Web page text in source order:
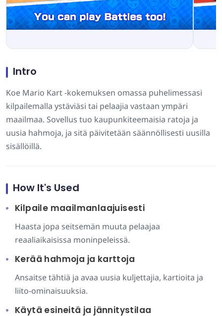
Intro
Koe Mario Kart -kokemuksen omassa puhelimessasi
kilpailemalla ystäviäsi tai pelaajia vastaan ympäri
maailmaa. Sovellus tuo kaupunkiteemaisia ratoja ja
uusia hahmoja, ja sitä päivitetään säännöllisesti uusilla
sisällöillä.
How It's Used
Kilpaile maailmanlaajuisesti
Haasta jopa seitsemän muuta pelaajaa
reaaliaikaisissa moninpeleissä.
Kerää hahmoja ja karttoja
Ansaitse tähtiä ja avaa uusia kuljettajia, kartioita ja
liito-ominaisuuksia.
Käytä esineitä ja jännitystilaa